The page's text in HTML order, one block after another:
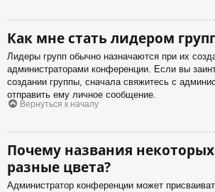
Как мне стать лидером
Лидеры групп обычно назначаются при их
администраторами конференции. Если вы
создании группы, сначала свяжитесь с
отправить ему личное сообщение.
Вернуться к началу
Почему названия
разные цвета?
Администратор конференции может